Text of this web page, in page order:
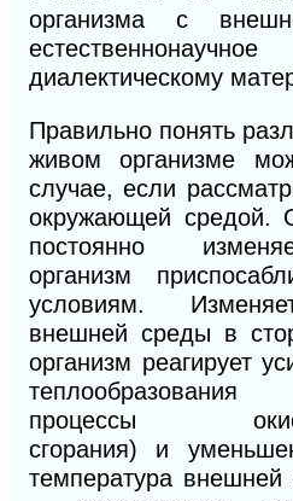
организма с
диалектическому
Правильно понять
живом организме
случае, если
окружающей средой.
постоянно
организм
условиям.
внешней среды в
организм реагирует
процессы
сгорания) и
температура внешней